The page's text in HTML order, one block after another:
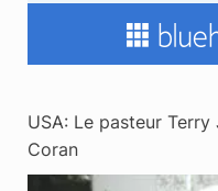
USA: Le pasteur Terry
Coran